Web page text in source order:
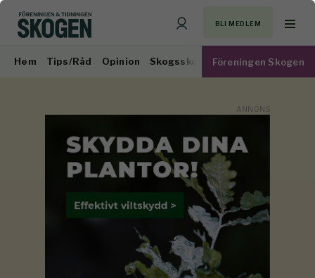
BLI MEDLEM
Hem Tips/Råd Opinion Skogsskötsel Virkesmarknad
Föreningen Skogen